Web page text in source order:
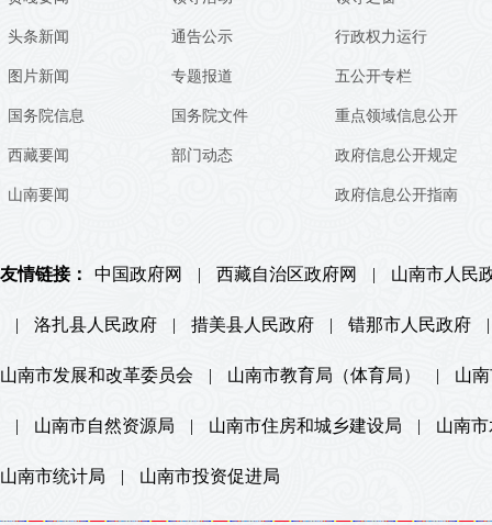
头条新闻
图片新闻
国务院信息
西藏要闻
山南要闻
通告公示
专题报道
国务院文件
部门动态
行政权力运行
五公开专栏
重点领域信息公开
政府信息公开规定
政府信息公开指南
友情链接： 中国政府网 | 西藏自治区政府网 | 山南市人民
| 洛扎县人民政府 | 措美县人民政府 | 错那市人民政府 |
山南市发展和改革委员会 | 山南市教育局（体育局） | 山
| 山南市自然资源局 | 山南市住房和城乡建设局 | 山南
山南市统计局 | 山南市投资促进局